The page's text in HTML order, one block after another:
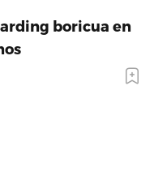
boricua en